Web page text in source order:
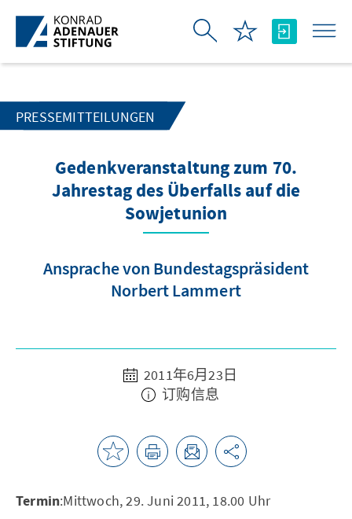
跳转到主内容
PRESSEMITTEILUNGEN
Gedenkveranstaltung zum 70.
Jahrestag des Überfalls auf die
Sowjetunion
Ansprache von Bundestagspräsident
Norbert Lammert
2011年6月23日
订购信息
Termin:Mittwoch, 29. Juni 2011, 18.00 Uhr